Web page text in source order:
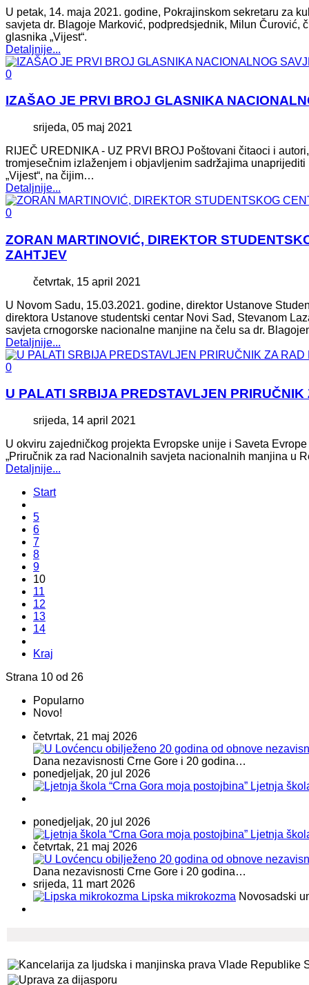
U petak, 14. maja 2021. godine, Pokrajinskom sekretaru za
savjeta dr. Blagoje Marković, podpredsjednik, Milun Čurović,
glasnika „Vijest“.
Detaljnije...
0
IZAŠAO JE PRVI BROJ GLASNIKA
srijeda, 05 maj 2021
RIJEČ UREDNIKA - UZ PRVI BROJ Poštovani čitaoci i
tromjesečnim izlaženjem i objavljenim sadržajima
„Vijest“, na čijim…
Detaljnije...
0
ZORAN MARTINOVIĆ, DIREKTOR
ZAHTJEV
četvrtak, 15 april 2021
U Novom Sadu, 15.03.2021. godine, direktor Ustanove
direktora Ustanove studentski centar Novi Sad, Stevanom
savjeta crnogorske nacionalne manjine na čelu sa dr.
Detaljnije...
0
U PALATI SRBIJA PREDSTAVLJEN
srijeda, 14 april 2021
U okviru zajedničkog projekta Evropske unije i Saveta
„Priručnik za rad Nacionalnih savjeta nacionalnih manjina u
Detaljnije...
Start
5
6
7
8
9
10
11
12
13
14
Kraj
Strana 10 od 26
Popularno
Novo!
četvrtak, 21 maj 2026
Dana nezavisnosti Crne Gore i 20 godina…
ponedjeljak, 20 jul 2026
Ljetnja
ponedjeljak, 20 jul 2026
Ljetnja
četvrtak, 21 maj 2026
Dana nezavisnosti Crne Gore i 20 godina…
srijeda, 11 mart 2026
Lipska mikrokozma Novosadski